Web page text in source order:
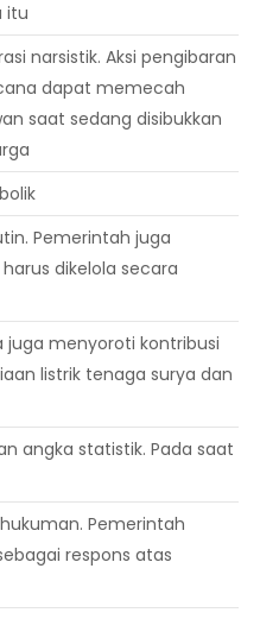
itu
narsistik. Aksi pengibaran
dapat memecah
saat sedang disibukkan
Pemerintah juga
dikelola secara
juga menyoroti kontribusi
listrik tenaga surya dan
angka statistik. Pada saat
Pemerintah
respons atas